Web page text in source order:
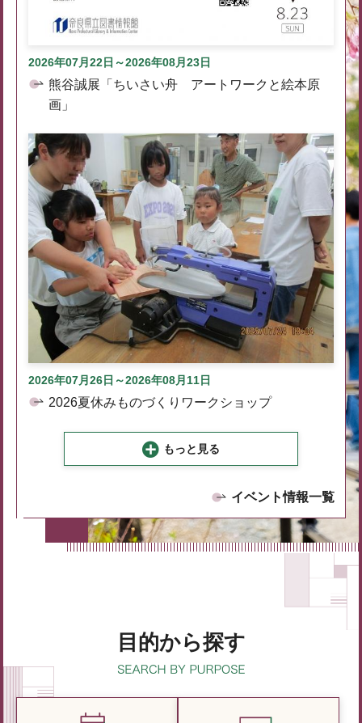
2026年07月22日～2026年08月23日
熊谷誠展「ちいさい舟 アートワークと絵本原
画」
2026年07月26日～2026年08月11日
2026夏休みものづくりワークショップ
もっと見る
イベント情報一覧
目的から探す